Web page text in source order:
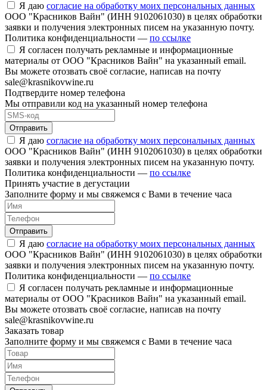
Я даю согласие на обработку моих персональных данных
ООО "Красников Вайн" (ИНН 9102061030) в целях обработки
заявки и получения электронных писем на указанную почту.
Политика конфиденциальности — по ссылке
Я согласен получать рекламные и информационные
материалы от ООО "Красников Вайн" на указанный email.
Вы можете отозвать своё согласие, написав на почту
sale@krasnikovwine.ru
Подтвердите номер телефона
Мы отправили код на указанный номер телефона
Отправить
Я даю согласие на обработку моих персональных данных
ООО "Красников Вайн" (ИНН 9102061030) в целях обработки
заявки и получения электронных писем на указанную почту.
Политика конфиденциальности — по ссылке
Принять участие в дегустации
Заполните форму и мы свяжемся с Вами в течение часа
Отправить
Я даю согласие на обработку моих персональных данных
ООО "Красников Вайн" (ИНН 9102061030) в целях обработки
заявки и получения электронных писем на указанную почту.
Политика конфиденциальности — по ссылке
Я согласен получать рекламные и информационные
материалы от ООО "Красников Вайн" на указанный email.
Вы можете отозвать своё согласие, написав на почту
sale@krasnikovwine.ru
Заказать товар
Заполните форму и мы свяжемся с Вами в течение часа